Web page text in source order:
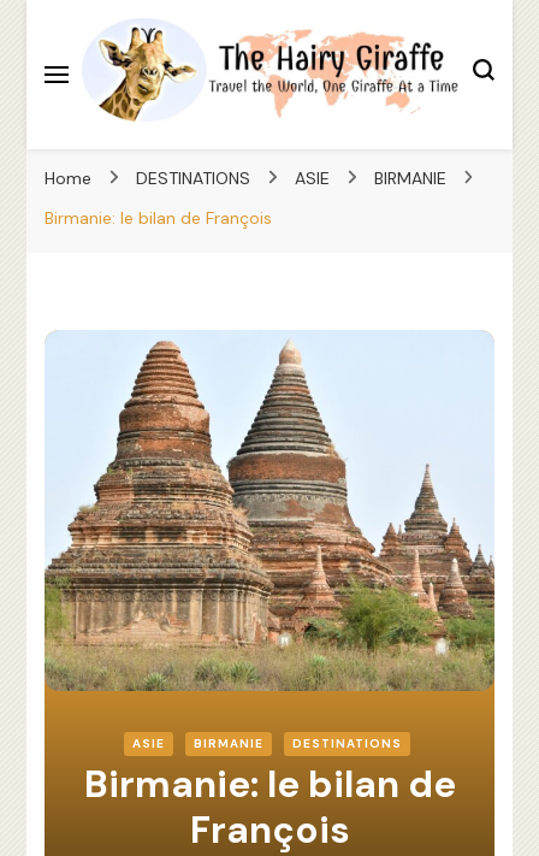
The Hairy Giraffe
Home
DESTINATIONS ASIE
BIRMANIE
Birmanie: le bilan de François
ASIE BIRMANIE DESTINATIONS
Birmanie: le bilan de
François